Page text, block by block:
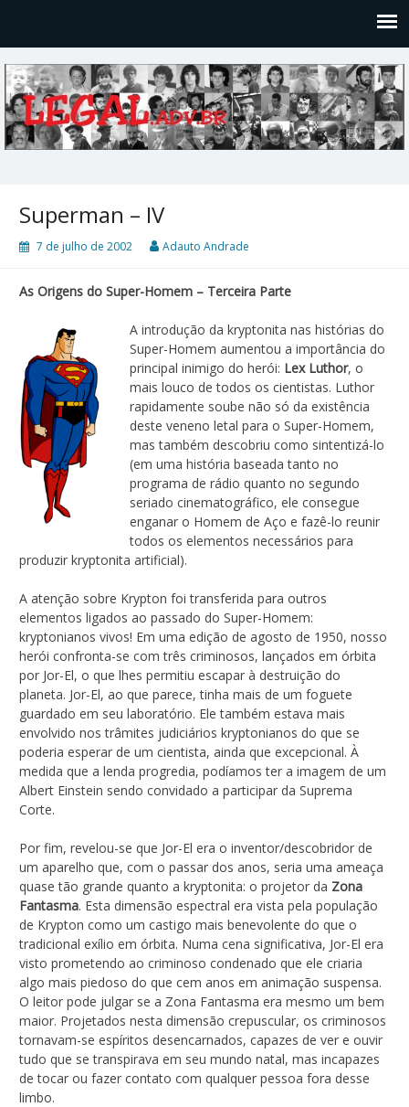
Superman – IV
7 de julho de 2002 Adauto Andrade
As Origens do Super-Homem – Terceira Parte
A introdução da kryptonita nas histórias do
Super-Homem aumentou a importância do
principal inimigo do herói: Lex Luthor, o
mais louco de todos os cientistas. Luthor
rapidamente soube não só da existência
deste veneno letal para o Super-Homem,
mas também descobriu como sintentizá-lo
(em uma história baseada tanto no
programa de rádio quanto no segundo
seriado cinematográfico, ele consegue
enganar o Homem de Aço e fazê-lo reunir
todos os elementos necessários para
produzir kryptonita artificial).
A atenção sobre Krypton foi transferida para outros
elementos ligados ao passado do Super-Homem:
kryptonianos vivos! Em uma edição de agosto de 1950, nosso
herói confronta-se com três criminosos, lançados em órbita
por Jor-El, o que lhes permitiu escapar à destruição do
planeta. Jor-El, ao que parece, tinha mais de um foguete
guardado em seu laboratório. Ele também estava mais
envolvido nos trâmites judiciários kryptonianos do que se
poderia esperar de um cientista, ainda que excepcional. À
medida que a lenda progredia, podíamos ter a imagem de um
Albert Einstein sendo convidado a participar da Suprema
Corte.
Por fim, revelou-se que Jor-El era o inventor/descobridor de
um aparelho que, com o passar dos anos, seria uma ameaça
quase tão grande quanto a kryptonita: o projetor da Zona
Fantasma. Esta dimensão espectral era vista pela população
de Krypton como um castigo mais benevolente do que o
tradicional exílio em órbita. Numa cena significativa, Jor-El era
visto prometendo ao criminoso condenado que ele criaria
algo mais piedoso do que cem anos em animação suspensa.
O leitor pode julgar se a Zona Fantasma era mesmo um bem
maior. Projetados nesta dimensão crepuscular, os criminosos
tornavam-se espíritos desencarnados, capazes de ver e ouvir
tudo que se transpirava em seu mundo natal, mas incapazes
de tocar ou fazer contato com qualquer pessoa fora desse
limbo.